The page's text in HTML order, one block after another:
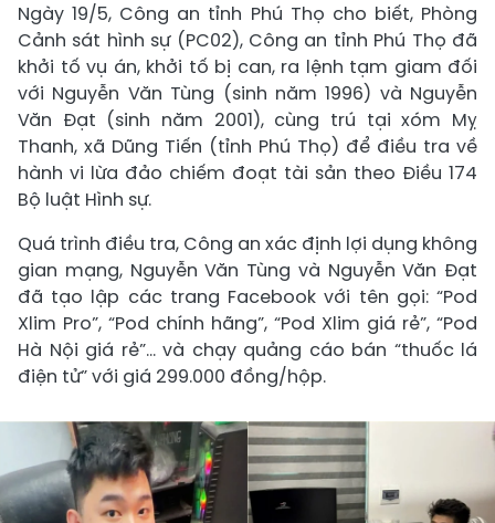
Ngày 19/5, Công an tỉnh Phú Thọ cho biết, Phòng
Cảnh sát hình sự (PC02), Công an tỉnh Phú Thọ đã
khởi tố vụ án, khởi tố bị can, ra lệnh tạm giam đối
với Nguyễn Văn Tùng (sinh năm 1996) và Nguyễn
Văn Đạt (sinh năm 2001), cùng trú tại xóm Mỵ
Thanh, xã Dũng Tiến (tỉnh Phú Thọ) để điều tra về
hành vi lừa đảo chiếm đoạt tài sản theo Điều 174
Bộ luật Hình sự.
Quá trình điều tra, Công an xác định lợi dụng không
gian mạng, Nguyễn Văn Tùng và Nguyễn Văn Đạt
đã tạo lập các trang Facebook với tên gọi: “Pod
Xlim Pro”, “Pod chính hãng”, “Pod Xlim giá rẻ”, “Pod
Hà Nội giá rẻ”… và chạy quảng cáo bán “thuốc lá
điện tử” với giá 299.000 đồng/hộp.